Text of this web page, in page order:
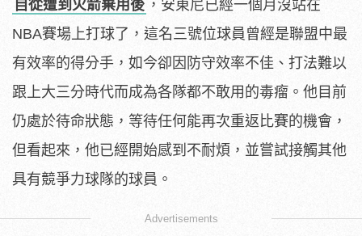
自從遭到火箭棄用後 ，安東尼已經一個月沒站在
NBA賽場上打球了，這名三號位球員曾經是聯盟中最
有效率的得分手，如今卻因防守效率不佳、打法難以
跟上大三分時代而成為各隊都不敢用的毒瘤。他目前
仍處於待命狀態，等待任何能再次重返比賽的機會，
但看起來，他已經開始感到不耐煩，並嘗試接觸其他
具有競爭力球隊的球員。
Advertisements